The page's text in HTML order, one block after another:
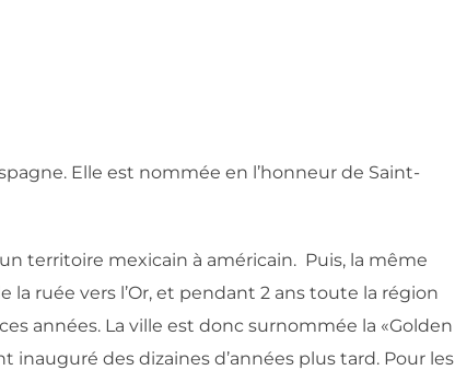
Elle est nommée en l’honneur de Saint-
territoire mexicain à américain. Puis, la même
la ruée vers l’Or, et pendant 2 ans toute la région
années. La ville est donc surnommée la «Golden
inauguré des dizaines d’années plus tard. Pour les